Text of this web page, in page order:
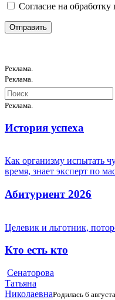
Согласие на
Реклама.
Реклама.
Реклама.
История успеха
Как организму испытать
время, знает эксперт по
Абитуриент 2026
Целевик и льготник,
Кто есть кто
Сенаторова
Татьяна
НиколаевнаРодилась 6